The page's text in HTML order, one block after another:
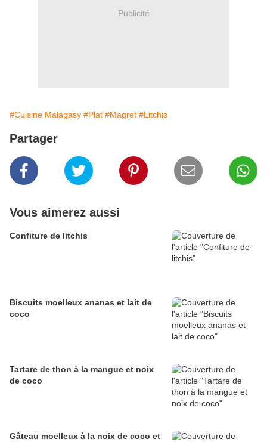
Publicité
#Cuisine Malagasy #Plat #Magret #Litchis
Partager
Vous aimerez aussi
Confiture de litchis
Biscuits moelleux ananas et lait de
coco
Tartare de thon à la mangue et noix
de coco
Gâteau moelleux à la noix de coco et